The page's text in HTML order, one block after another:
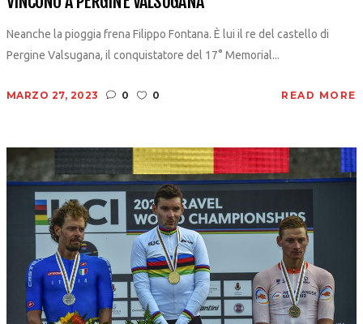
Neanche la pioggia frena Filippo Fontana. È lui il re del castello di
Pergine Valsugana, il conquistatore del 17° Memorial...
MARZO 27, 2023 0 0 READ MORE